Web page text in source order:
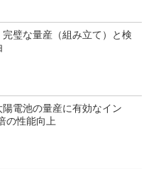
璧な量産（組み立て）と検
電池の量産に有効なイン
の性能向上